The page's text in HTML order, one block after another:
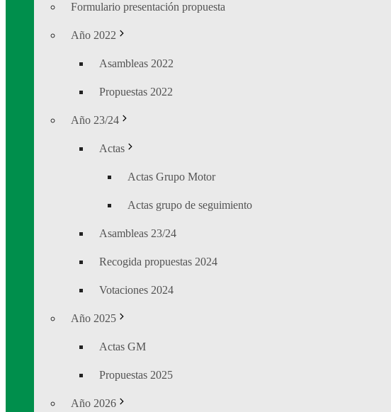
Formulario presentación propuesta
Año 2022
Asambleas 2022
Propuestas 2022
Año 23/24
Actas
Actas Grupo Motor
Actas grupo de seguimiento
Asambleas 23/24
Recogida propuestas 2024
Votaciones 2024
Año 2025
Actas GM
Propuestas 2025
Año 2026